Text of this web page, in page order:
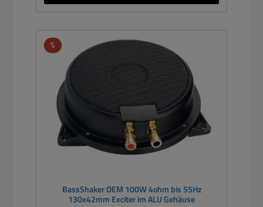
%Rabatt
BassShaker OEM 100W 4ohm bis 55Hz
130x42mm Exciter im ALU Gehäuse